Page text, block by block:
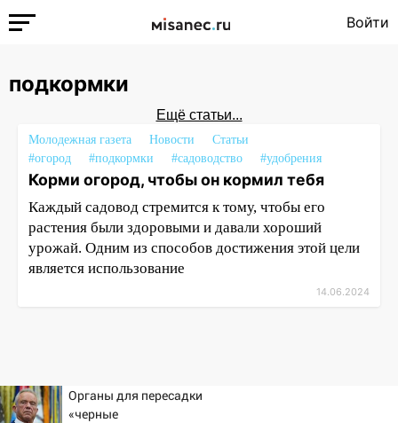
Войти
подкормки
Ещё статьи...
Молодежная газета Новости
Статьи
#огород
#подкормки #садоводство #удобрения
Корми огород, чтобы он кормил тебя
Каждый садовод стремится к тому, чтобы его
растения были здоровыми и давали хороший
урожай. Одним из способов достижения этой цели
является использование
14.06.2024
Органы для пересадки
«черные